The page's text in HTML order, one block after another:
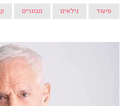
סיעוד גילאים מבוגרים